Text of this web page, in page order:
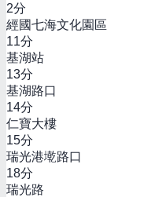
2分
經國七海文化園區
11分
基湖站
13分
基湖路口
14分
仁寶大樓
15分
瑞光港墘路口
18分
瑞光路